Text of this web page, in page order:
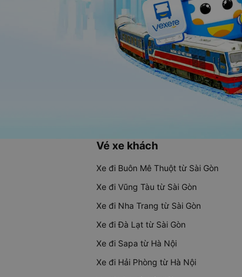
Vé xe khách
Xe đi Buôn Mê Thuột từ Sài Gòn
Xe đi Vũng Tàu từ Sài Gòn
Xe đi Nha Trang từ Sài Gòn
Xe đi Đà Lạt từ Sài Gòn
Xe đi Sapa từ Hà Nội
Xe đi Hải Phòng từ Hà Nội